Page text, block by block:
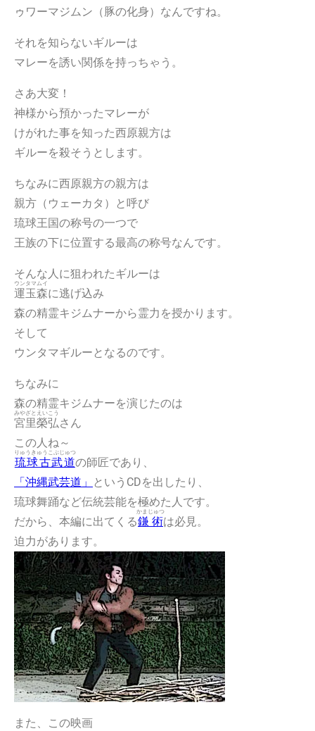
ゥワーマジムン（豚の化身）なんですね。
それを知らないギルーは
マレーを誘い関係を持っちゃう。
さあ大変！
神様から預かったマレーが
けがれた事を知った西原親方は
ギルーを殺そうとします。
ちなみに西原親方の親方は
親方（ウェーカタ）と呼び
琉球王国の称号の一つで
王族の下に位置する最高の称号なんです。
そんな人に狙われたギルーは
運玉森
ウンタマムイ
に逃げ込み
森の精霊キジムナーから霊力を授かります。
そして
ウンタマギルーとなるのです。
ちなみに
森の精霊キジムナーを演じたのは
宮里榮弘
みやざとえいこう
さん
この人ね～
琉球古武道
りゅうきゅうこぶじゅつ
の師匠であり、
「沖縄武芸道」
というCDを出したり、
琉球舞踊など伝統芸能を極めた人です。
だから、本編に出てくる鎌術
かまじゅつ
は必見。
迫力があります。
また、この映画